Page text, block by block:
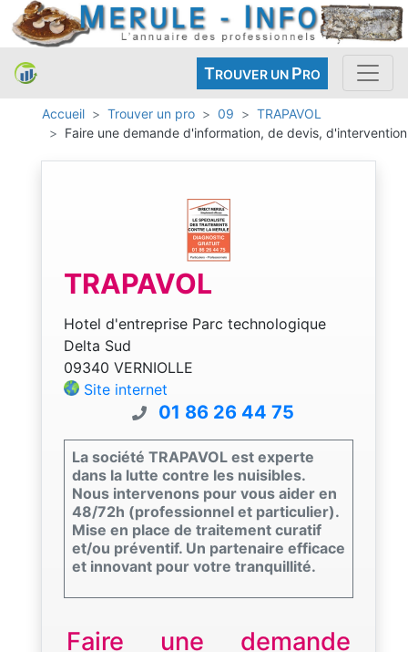
TROUVER UN PRO
Accueil Trouver un pro 09
TRAPAVOL
Faire une demande d'information, de devis, d'intervention
TRAPAVOL
Hotel d'entreprise Parc technologique
Delta Sud
09340 VERNIOLLE
Site internet
01 86 26 44 75
La société TRAPAVOL est experte
dans la lutte contre les nuisibles.
Nous intervenons pour vous aider en
48/72h (professionnel et particulier).
Mise en place de traitement curatif
et/ou préventif. Un partenaire efficace
et innovant pour votre tranquillité.
Faire une demande